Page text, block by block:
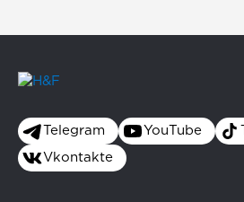
Telegram YouTube
Vkontakte